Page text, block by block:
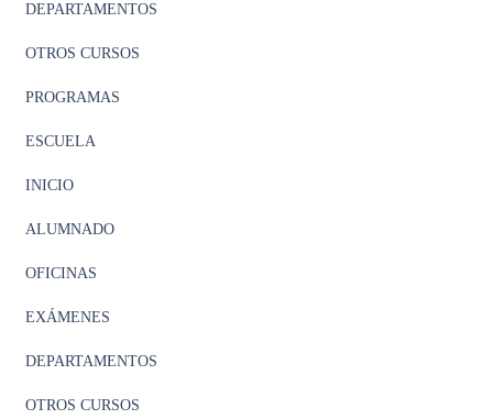
DEPARTAMENTOS
OTROS CURSOS
PROGRAMAS
ESCUELA
INICIO
ALUMNADO
OFICINAS
EXÁMENES
DEPARTAMENTOS
OTROS CURSOS